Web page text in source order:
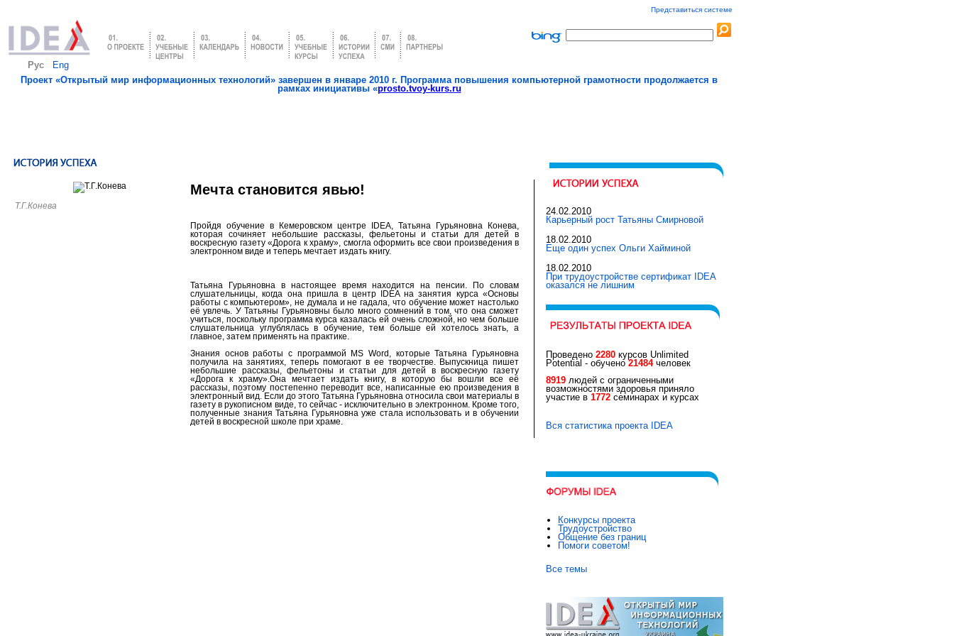
Представиться системе
Рус
Eng
Проект «Открытый мир информационных технологий» завершен в январе 2010 г. Программа повышения компьютерной грамотности продолжается в
рамках инициативы «prosto.tvoy-kurs.ru
Т.Г.Конева
Мечта становится явью!
Пройдя обучение в Кемеровском центре IDEA, Татьяна Гурьяновна Конева,
которая сочиняет небольшие рассказы, фельетоны и статьи для детей в
воскресную газету «Дорога к храму», смогла оформить все свои произведения в
электронном виде и теперь мечтает издать книгу.
Татьяна Гурьяновна в настоящее время находится на пенсии. По словам
слушательницы, когда она пришла в центр IDEA на занятия курса «Основы
работы с компьютером», не думала и не гадала, что обучение может настолько
её увлечь. У Татьяны Гурьяновны было много сомнений в том, что она сможет
учиться, поскольку программа курса казалась ей очень сложной, но чем больше
слушательница углублялась в обучение, тем больше ей хотелось знать, а
главное, затем применять на практике.
Знания основ работы с программой MS Word, которые Татьяна Гурьяновна
получила на занятиях, теперь помогают в ее творчестве. Выпускница пишет
небольшие рассказы, фельетоны и статьи для детей в воскресную газету
«Дорога к храму».Она мечтает издать книгу, в которую бы вошли все её
рассказы, поэтому постепенно переводит все, написанные ею произведения в
электронный вид. Если до этого Татьяна Гурьяновна относила свои материалы в
газету в рукописном виде, то сейчас - исключительно в электронном. Кроме того,
полученные знания Татьяна Гурьяновна уже стала использовать и в обучении
детей в воскресной школе при храме.
24.02.2010
Карьерный рост Татьяны Смирновой
18.02.2010
Еще один успех Ольги Хайминой
18.02.2010
При трудоустройстве сертификат IDEA
оказался не лишним
Проведено 2280 курсов Unlimited
Potential - обучено21484человек
8919 людей с ограниченными
возможностями здоровья приняло
участие в 1772 семинарах и курсах
Вся статистика проекта IDEA
Конкурсы проекта
Трудоустройство
Общение без границ
Помоги советом!
Все темы